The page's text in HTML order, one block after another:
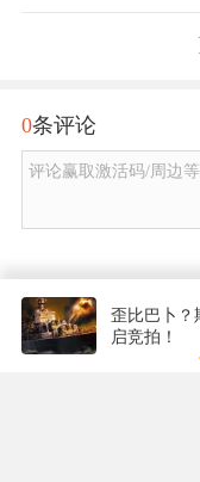
0条评论
评论赢取激活码/周边
歪比巴卜？
启竞拍！